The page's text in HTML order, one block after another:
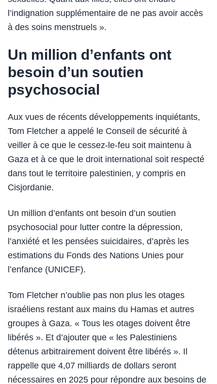
l’indignation supplémentaire de ne pas avoir accès
à des soins menstruels ».
Un million d’enfants ont
besoin d’un soutien
psychosocial
Aux vues de récents développements inquiétants,
Tom Fletcher a appelé le Conseil de sécurité à
veiller à ce que le cessez-le-feu soit maintenu à
Gaza et à ce que le droit international soit respecté
dans tout le territoire palestinien, y compris en
Cisjordanie.
Un million d’enfants ont besoin d’un soutien
psychosocial pour lutter contre la dépression,
l’anxiété et les pensées suicidaires, d’après les
estimations du Fonds des Nations Unies pour
l’enfance (UNICEF).
Tom Fletcher n’oublie pas non plus les otages
israéliens restant aux mains du Hamas et autres
groupes à Gaza. « Tous les otages doivent être
libérés ». Et d’ajouter que « les Palestiniens
détenus arbitrairement doivent être libérés ». Il
rappelle que 4,07 milliards de dollars seront
nécessaires en 2025 pour répondre aux besoins de